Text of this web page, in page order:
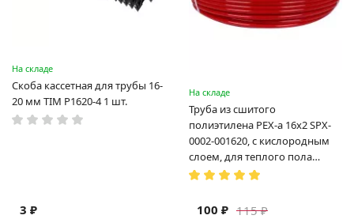
На складе
Скоба кассетная для трубы 16-
20 мм TIM P1620-4 1 шт.
3 ₽
На складе
Труба из сшитого
полиэтилена PEX-a 16х2 SPX-
0002-001620, с кислородным
слоем, для теплого пола
(Испания)
115 ₽
100 ₽